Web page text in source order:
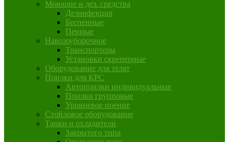
Моющие и дез. средства
Дезинфекция
Беспенные
Пенные
Навозоуборочное
Транспортеры
Установки скреперные
Оборудование для телят
Поилки для КРС
Автопоилки индивидуальные
Поилки групповые
Уровневое поение
Стойловое оборудование
Танки и охладители
Закрытого типа